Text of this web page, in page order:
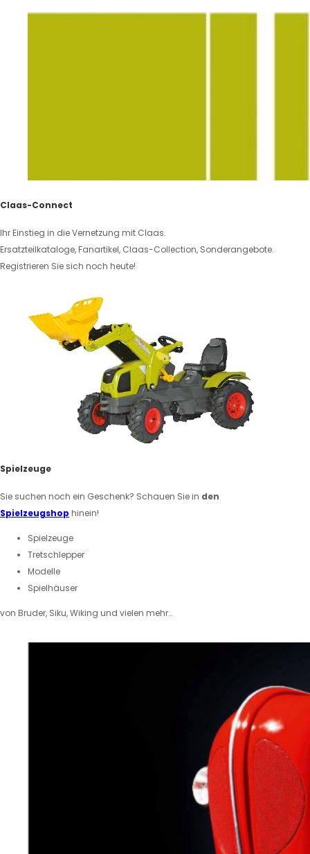
Claas-Connect
Ihr Einstieg in die Vernetzung mit Claas.
Ersatzteilkataloge, Fanartikel, Claas-Collection, Sonderangebote.
Registrieren Sie sich noch heute!
Spielzeuge
Sie suchen noch ein Geschenk? Schauen Sie in den
Spielzeugshop hinein!
Spielzeuge
Tretschlepper
Modelle
Spielhäuser
von Bruder, Siku, Wiking und vielen mehr…